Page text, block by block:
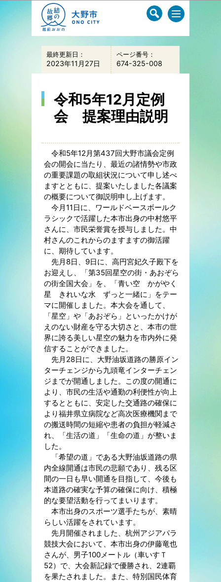
このページの本文へ移動
最終更新日：
2023年11月27日
ページ番号：
674-325-008
令和5年12月定例
会 提案理由説明
令和5年12月第437回大野市議会定例
会の開会に当たり、最近の諸情勢や市政
の重要課題の取組状況について申し述べ
ますとともに、提案いたしました各議案
の概要について御説明申し上げます。
今月11日に、ワールドベースボールク
ラシックで活躍した本市出身の中村悠平
さんに、市民栄誉賞を授与しました。中
村さんのこれからのますますの御活躍
に、期待しています。
先月8日、9日に、高円宮妃久子殿下を
お迎えし、「第35回星空の街・あおぞら
の街全国大会」を、「青い空 かがやく
星 きれいな水 ずっと一緒に」をテー
マに開催しました。本大会を通して、
「星空」や「あおぞら」といったかけが
えのない財産を守る大切さと、本市の世
界に誇る美しい星空の魅力を市内外に発
信することができました。
先月28日に、大野油坂道路の勝原イン
ターチェンジから九頭竜インターチェン
ジまでが開通しました。この度の開通に
より、市民の生活や通勤の利便性が向上
するとともに、安定した交通路の確保に
より福井県立病院など高次医療機関まで
の搬送時間の短縮や患者の負担が軽減さ
れ、「生活の道」「生命の道」が整いま
した。
「希望の道」である大野油坂道路の県
内全線開通は市民の悲願であり、残る区
間の一日も早い開通を目指して、今後も
本道路の確実な予算の確保に向け、積極
的な要望活動を行ってまいります。
本市出身のスポーツ選手たちが、素晴
らしい活躍をされています。
先月開催されました、杭州アジアパラ
競技大会において、本市出身の伊藤竜也
さんが、男子100メートル（車いすＴ
52）で、大会新記録で優勝され、2連覇
を果たされました。また、特別国民体育